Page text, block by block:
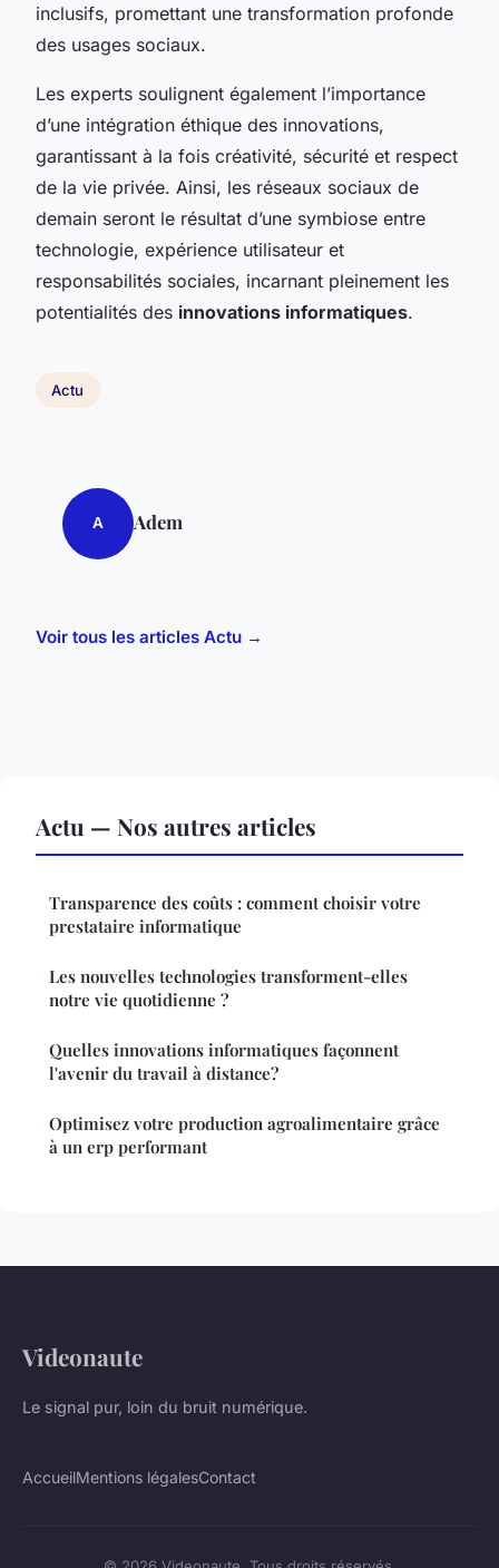
inclusifs, promettant une transformation profonde
des usages sociaux.
Les experts soulignent également l’importance
d’une intégration éthique des innovations,
garantissant à la fois créativité, sécurité et respect
de la vie privée. Ainsi, les réseaux sociaux de
demain seront le résultat d’une symbiose entre
technologie, expérience utilisateur et
responsabilités sociales, incarnant pleinement les
potentialités des innovations informatiques.
Actu
A Adem
Voir tous les articles Actu →
Actu — Nos autres articles
Transparence des coûts : comment choisir votre
prestataire informatique
Les nouvelles technologies transforment-elles
notre vie quotidienne ?
Quelles innovations informatiques façonnent
l'avenir du travail à distance?
Optimisez votre production agroalimentaire grâce
à un erp performant
Videonaute
Le signal pur, loin du bruit numérique.
AccueilMentions légalesContact